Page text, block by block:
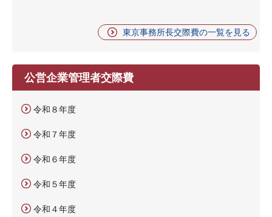
東京事務所長交際費の一覧を見る
公営企業管理者交際費
令和８年度
令和７年度
令和６年度
令和５年度
令和４年度